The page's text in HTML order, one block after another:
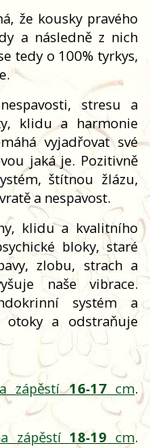
že kousky pravého
a následně z nich
tedy o 100% tyrkys,
stresu a
klidu a harmonie
vyjadřovat své
jaká je. Pozitivně
štítnou žlázu,
a nespavost.
klidu a kvalitního
bloky, staré
zlobu, strach a
naše vibrace.
systém a
a odstraňuje
zápěstí16-17cm.
zápěstí18-19 cm.